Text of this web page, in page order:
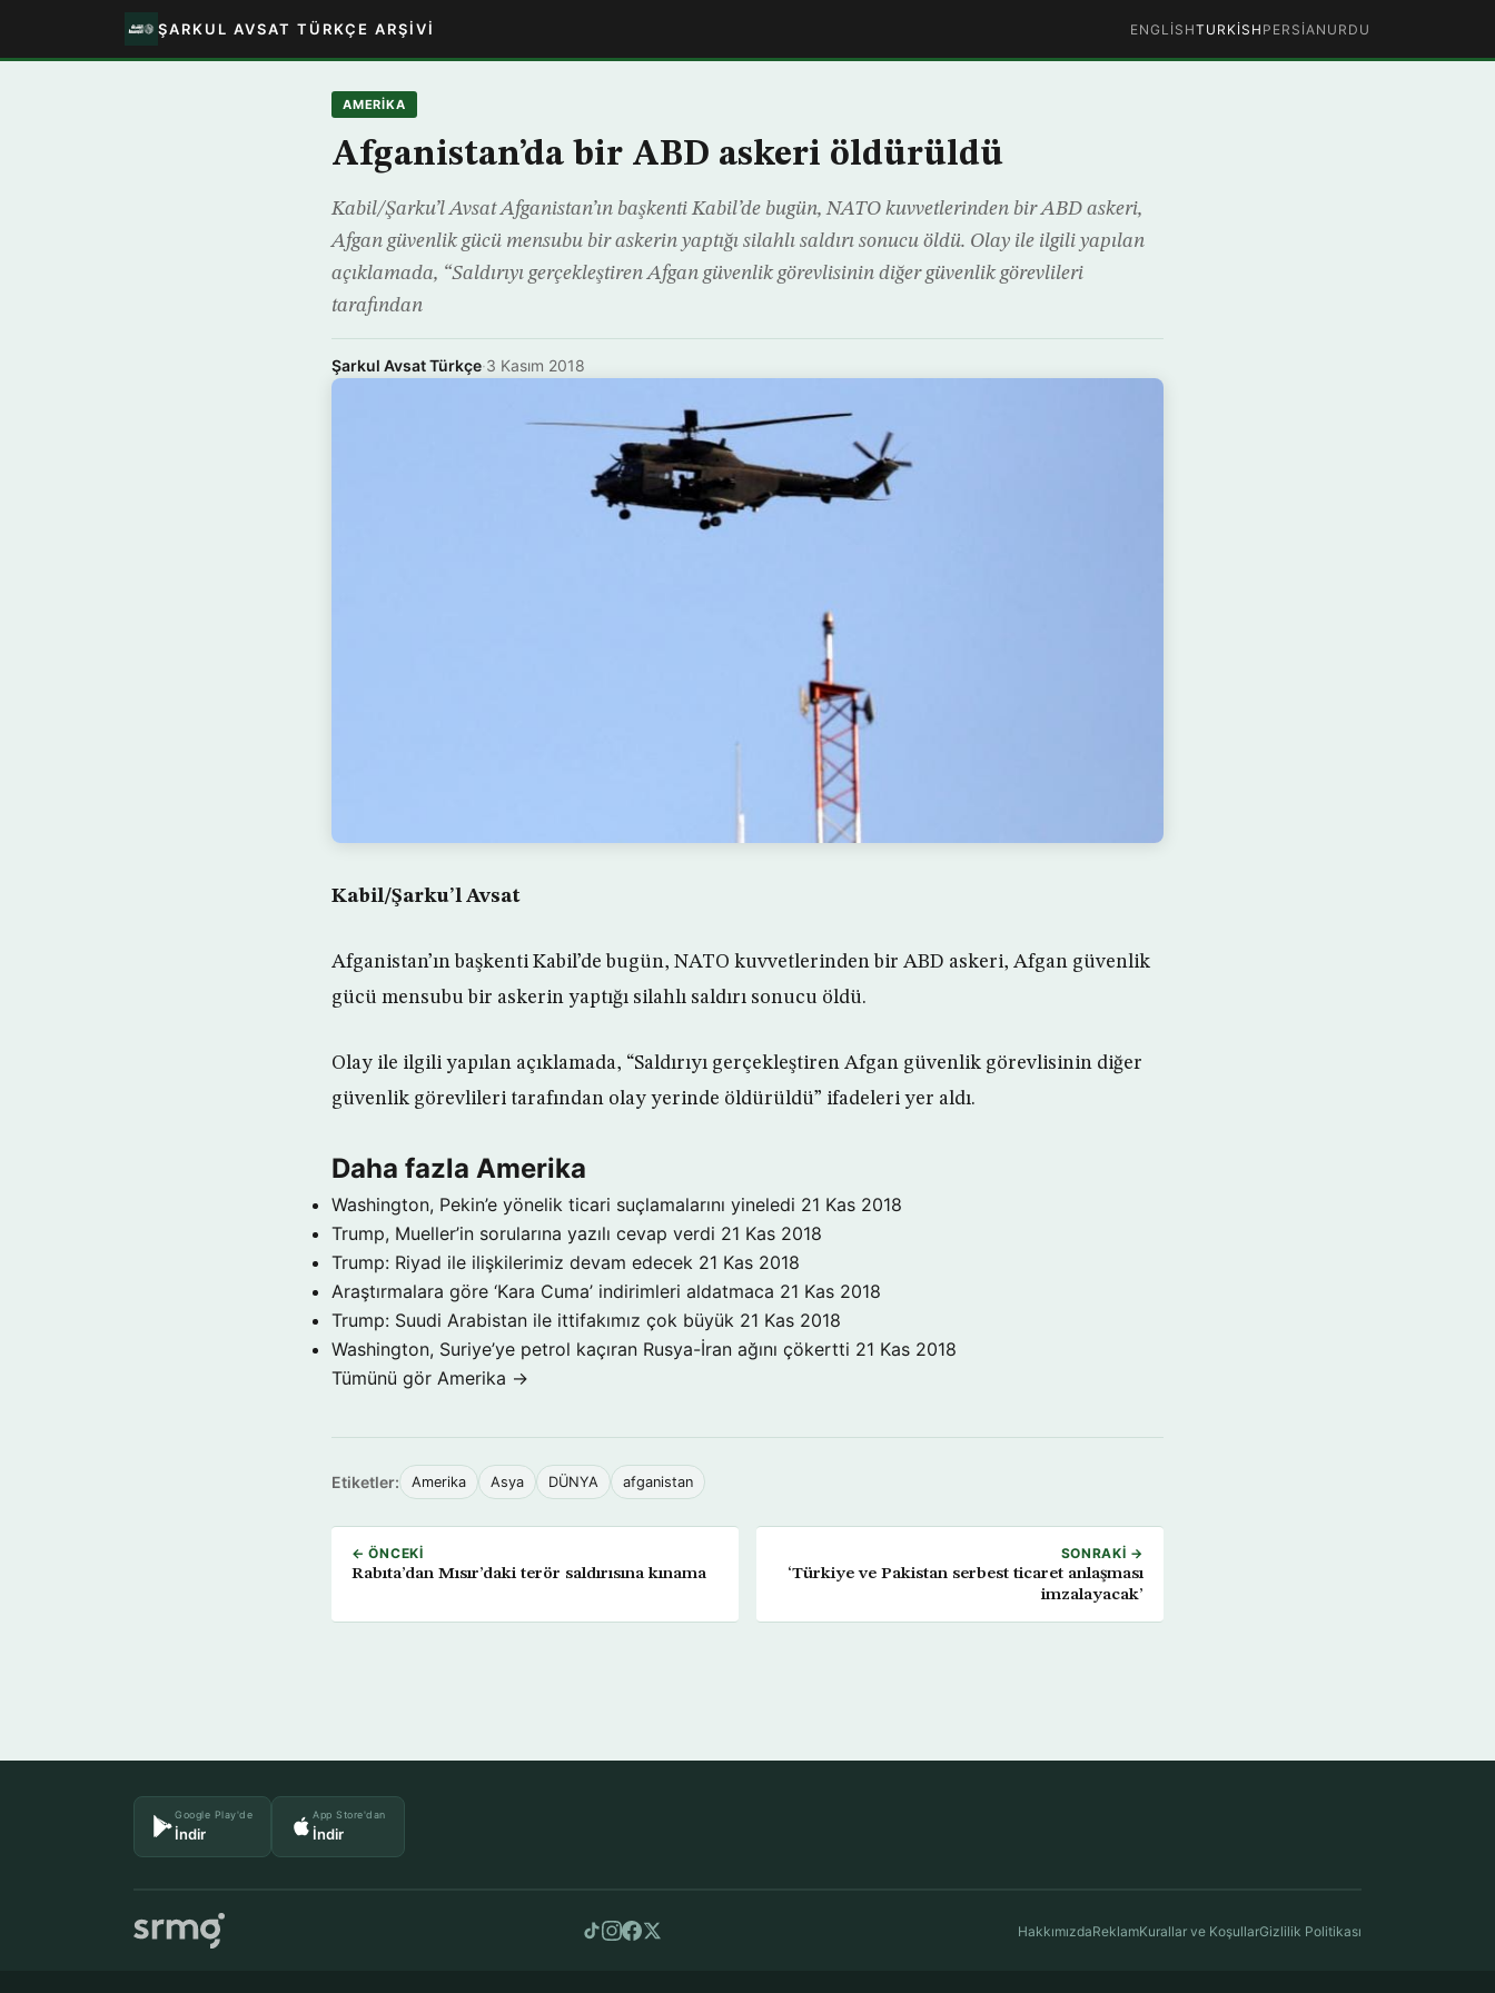
ŞARKUL AVSAT TÜRKÇE ARŞIVI ENGLISHTURKISH PERSIAN URDU
AMERIKA
Afganistan’da bir ABD askeri öldürüldü
Kabil/Şarku’l Avsat Afganistan’ın başkenti Kabil’de bugün, NATO kuvvetlerinden bir ABD askeri,
Afgan güvenlik gücü mensubu bir askerin yaptığı silahlı saldırı sonucu öldü. Olay ile ilgili yapılan
açıklamada, “Saldırıyı gerçekleştiren Afgan güvenlik görevlisinin diğer güvenlik görevlileri
tarafından
Şarkul Avsat Türkçe·3 Kasım 2018
Kabil/Şarku’l Avsat
Afganistan’ın başkenti Kabil’de bugün, NATO kuvvetlerinden bir ABD askeri, Afgan güvenlik
gücü mensubu bir askerin yaptığı silahlı saldırı sonucu öldü.
Olay ile ilgili yapılan açıklamada, “Saldırıyı gerçekleştiren Afgan güvenlik görevlisinin diğer
güvenlik görevlileri tarafından olay yerinde öldürüldü” ifadeleri yer aldı.
Daha fazla Amerika
Washington, Pekin’e yönelik ticari suçlamalarını yineledi 21 Kas 2018
Trump, Mueller’in sorularına yazılı cevap verdi 21 Kas 2018
Trump: Riyad ile ilişkilerimiz devam edecek 21 Kas 2018
Araştırmalara göre ‘Kara Cuma’ indirimleri aldatmaca 21 Kas 2018
Trump: Suudi Arabistan ile ittifakımız çok büyük 21 Kas 2018
Washington, Suriye’ye petrol kaçıran Rusya-İran ağını çökertti 21 Kas 2018
Tümünü gör Amerika →
Etiketler: Amerika Asya DÜNYA afganistan
← ÖNCEKI
Rabıta’dan Mısır’daki terör saldırısına kınama
SONRAKI →
‘Türkiye ve Pakistan serbest ticaret anlaşması
imzalayacak’
Google Play'de
İndir
App Store'dan
İndir
HakkımızdaReklamKurallar ve KoşullarGizlilik Politikası